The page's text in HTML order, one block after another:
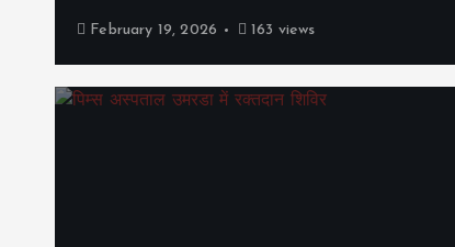
February 19, 2026 163 views